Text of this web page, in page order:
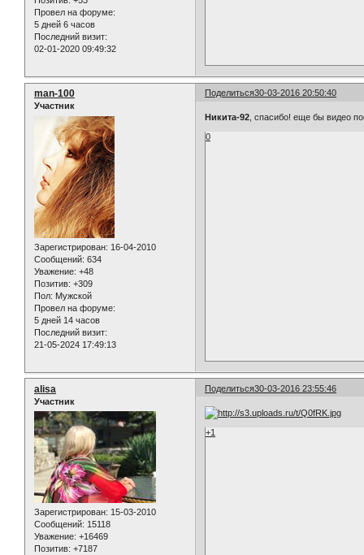
Провел на форуме:
5 дней 6 часов
Последний визит:
02-01-2020 09:49:32
Поделиться30-03-2016 20:50:40
man-100
Участник
Зарегистрирован: 16-04-2010
Сообщений: 634
Уважение: +48
Позитив: +309
Пол: Мужской
Провел на форуме:
5 дней 14 часов
Последний визит:
21-05-2024 17:49:13
Никита-92 , спасибо! еще бы видео
0
Поделиться30-03-2016 23:55:46
alisa
Участник
Зарегистрирован: 15-03-2010
Сообщений: 15118
Уважение: +16469
Позитив: +7187
+1